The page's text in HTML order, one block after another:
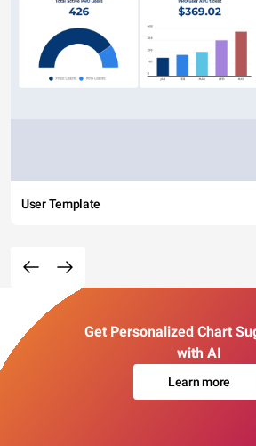
User Template
Get Personalized Chart
with AI
Learn more